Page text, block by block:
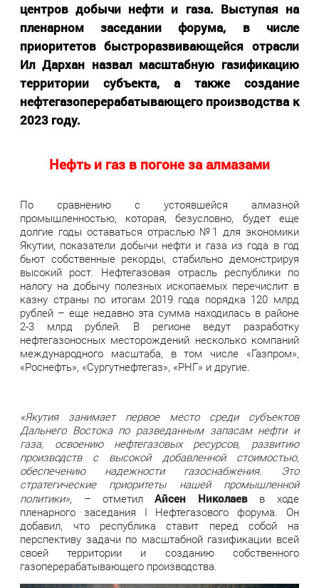
центров добычи нефти и газа. Выступая на
пленарном заседании форума, в числе
приоритетов быстроразвивающейся отрасли
Ил Дархан назвал масштабную газификацию
территории субъекта, а также создание
нефтегазоперерабатывающего производства к
2023 году.
Нефть и газ в погоне за алмазами
По сравнению с устоявшейся алмазной
промышленностью, которая, безусловно, будет еще
долгие годы оставаться отраслью №1 для экономики
Якутии, показатели добычи нефти и газа из года в год
бьют собственные рекорды, стабильно демонстрируя
высокий рост. Нефтегазовая отрасль республики по
налогу на добычу полезных ископаемых перечислит в
казну страны по итогам 2019 года порядка 120 млрд
рублей – еще недавно эта сумма находилась в районе
2-3 млрд рублей. В регионе ведут разработку
нефтегазоносных месторождений несколько компаний
международного масштаба, в том числе «Газпром»,
«Роснефть», «Сургутнефтегаз», «РНГ» и другие.
«Якутия занимает первое место среди субъектов
Дальнего Востока по разведанным запасам нефти и
газа, освоению нефтегазовых ресурсов, развитию
производств с высокой добавленной стоимостью,
обеспечению надежности газоснабжения. Это
стратегические приоритеты нашей промышленной
политики», – отметилАйсен Николаевв ходе
пленарного заседания I Нефтегазового форума. Он
добавил, что республика ставит перед собой на
перспективу задачи по масштабной газификации всей
своей территории и созданию собственного
газоперерабатывающего производства.